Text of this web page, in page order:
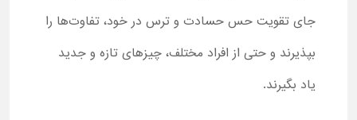
جای تقویت حس حسادت و ترس در خود، تفاوت‌ها را
بپذیرند و حتی از افراد مختلف، چیزهای تازه و جدید
یاد بگیرند.